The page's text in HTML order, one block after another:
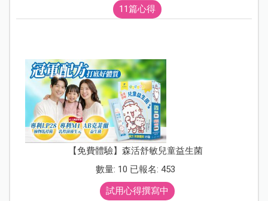
11篇心得
【免費體驗】森活舒敏兒童益生菌
數量: 10 已報名: 453
試用心得撰寫中